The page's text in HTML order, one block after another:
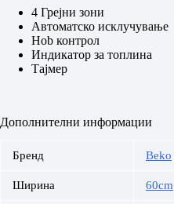
4 Грејни зони
Автоматско исклучување
Hob контрол
Индикатор за топлина
Tајмер
Дополнителни информации
Бренд Beko
Ширина 60cm